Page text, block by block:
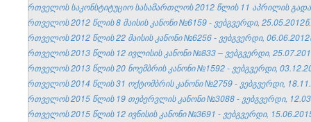
საქართველოს საკონსტიტუციო სასამართლოს 2012 წლის 11 აპრილის
საქართველოს 2012 წლის 8 მაისის კანონი №6159 - ვებგვერდი, 25.05.2012წ.
საქართველოს 2012 წლის 22 მაისის კანონი №6256 - ვებგვერდი,
საქართველოს 2013 წლის 12 ივლისის კანონი №833 – ვებგვერდი,
საქართველოს 2013 წლის 20 ნოემბრის კანონი №1592 - ვებგვერდი,
საქართველოს 2014 წლის 31 ოქტომბრის კანონი №2759 - ვებგვერდი,
საქართველოს 2015 წლის 19 თებერვლის კანონი №3088 - ვებგვერდი,
საქართველოს 2015 წლის 12 ივნისის კანონი №3691 - ვებგვერდი,